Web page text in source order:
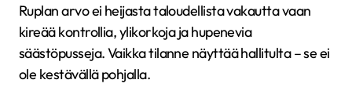
Ruplan arvo ei heijasta taloudellista vakautta vaan
kireää kontrollia, ylikorkoja ja hupenevia
säästöpusseja. Vaikka tilanne näyttää hallitulta – se ei
ole kestävällä pohjalla.